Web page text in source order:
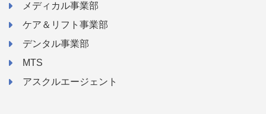
メディカル事業部
ケア＆リフト事業部
デンタル事業部
MTS
アスクルエージェント